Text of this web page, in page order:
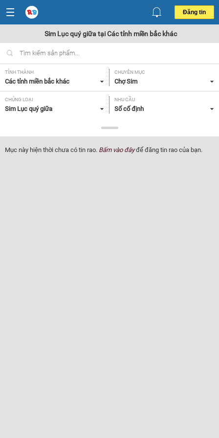
Đăng tin
Sim Lục quý giữa tại Các tỉnh miền bắc khác
TỈNH THÀNH
Các tỉnh miền bắc khác
CHUYÊN MỤC
Chợ Sim
CHỦNG LOẠI
Sim Lục quý giữa
NHU CẦU
Số cố định
1 - 5 triệu
Mục này hiện thời chưa có tin rao. Bấm vào đâyđể đăng tin rao của bạn.